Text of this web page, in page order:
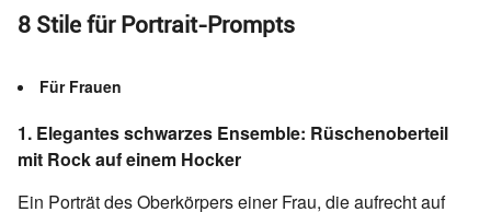
8 Stile für Portrait-Prompts
Für Frauen
1. Elegantes schwarzes Ensemble: Rüschenoberteil
mit Rock auf einem Hocker
Ein Porträt des Oberkörpers einer Frau, die aufrecht auf